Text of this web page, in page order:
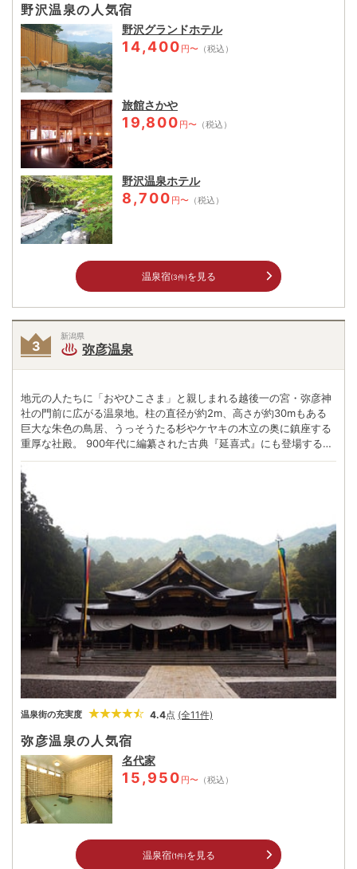
野沢温泉の人気宿
野沢グランドホテル
14,400 円〜 （税込）
旅館さかや
19,800 円〜 （税込）
野沢温泉ホテル
8,700 円〜 （税込）
温泉宿(3件)を見る
新潟県
弥彦温泉
地元の人たちに「おやひこさま」と親しまれる越後一の宮・弥彦神
社の門前に広がる温泉地。柱の直径が約2m、高さが約30mもある
巨大な朱色の鳥居、うっそうたる杉やケヤキの木立の奥に鎮座する
重厚な社殿。 900年代に編纂された古典『延喜式』にも登場する古
社には、神々しい威厳が漂う。江戸時代には宿場町が形成され、今
も季節を問わず多くの参拝客が訪れる。昭和35年に温泉が湧出し、
3年後には国民保養温泉地にも指定。 弥彦神社のご神体、弥彦山へ
はロープウェーで登れ、山頂からは日本海や越後平野など雄大な眺
めを一望できる。今も昔も人々が手を合わせる郷土の神様にお参り
した後は、古き良き門前町の湯で心も体も癒されていく。
温泉街の充実度 4.4点 (全11件)
弥彦温泉の人気宿
名代家
15,950 円〜 （税込）
温泉宿(1件)を見る